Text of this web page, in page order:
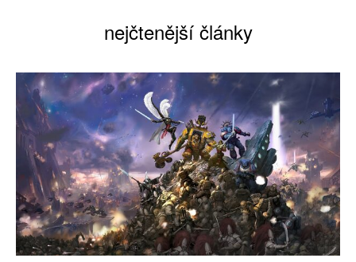
nejčtenější články